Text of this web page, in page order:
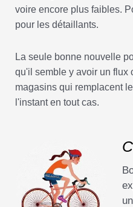
voire encore plus faibles.
pour les détaillants.
La seule bonne nouvelle
qu'il semble y avoir un flux
magasins qui remplacent
l'instant en tout cas.